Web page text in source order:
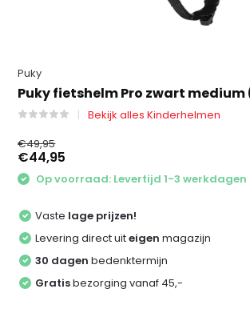
Puky
Puky fietshelm Pro zwart
Bekijk alles Kinderhelmen
€49,95
€44,95
Op voorraad: Levertijd 1-3 werkdagen
Vaste lage prijzen!
Levering direct uiteigen magazijn
30 dagen bedenktermijn
Gratisbezorging vanaf 45,-